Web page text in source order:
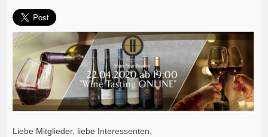
Liebe Mitglieder, liebe Interessenten,